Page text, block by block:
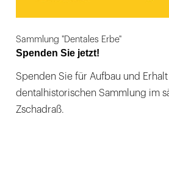
Sammlung "Dentales Erbe"
Spenden Sie jetzt!
Spenden Sie für Aufbau und
dentalhistorischen Sammlung im
Zschadraß.